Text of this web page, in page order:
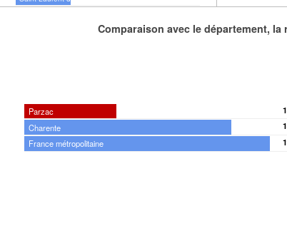
Comparaison avec le département, la
Parzac
Charente
France métropolitaine